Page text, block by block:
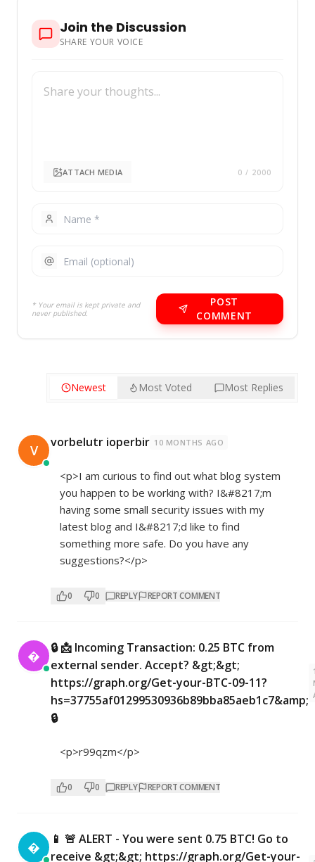
Join the Discussion
SHARE YOUR VOICE
ATTACH MEDIA 0 / 2000
* Your email is kept private and
never published.
POST
COMMENT
Newest Most Voted Most Replies
V vorbelutr ioperbir 10 MONTHS AGO
<p>I am curious to find out what blog system
you happen to be working with? I&#8217;m
having some small security issues with my
latest blog and I&#8217;d like to find
something more safe. Do you have any
suggestions?</p>
0 0 REPLY REPORT COMMENT

🔒 📩 Incoming Transaction: 0.25 BTC from
external sender. Accept? &gt;&gt;
https://graph.org/Get-your-BTC-09-11?
hs=37755af01299530936b89bba85aeb1c7&amp;
🔒
<p>r99qzm</p>
0 0 REPLY REPORT COMMENT

📱 🚨 ALERT - You were sent 0.75 BTC! Go to
receive &gt;&gt; https://graph.org/Get-your-